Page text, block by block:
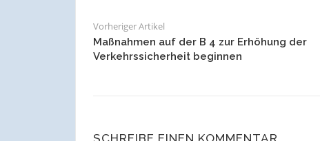
Vorheriger Artikel
Maßnahmen auf der B 4 zur Erhöhung der
Verkehrssicherheit beginnen
SCHREIBE EINEN KOMMENTAR